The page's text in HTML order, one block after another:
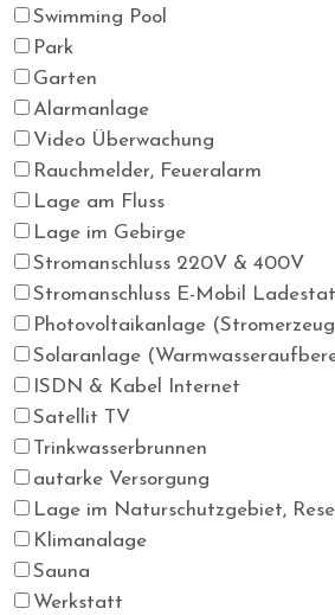
Swimming Pool
Park
Garten
Alarmanlage
Video Überwachung
Rauchmelder, Feueralarm
Lage am Fluss
Lage im Gebirge
Stromanschluss 220V & 400V
Stromanschluss E-Mobil
Photovoltaikanlage
Solaranlage
ISDN & Kabel Internet
Satellit TV
Trinkwasserbrunnen
autarke Versorgung
Lage im Naturschutzgebiet,
Klimanalage
Sauna
Werkstatt